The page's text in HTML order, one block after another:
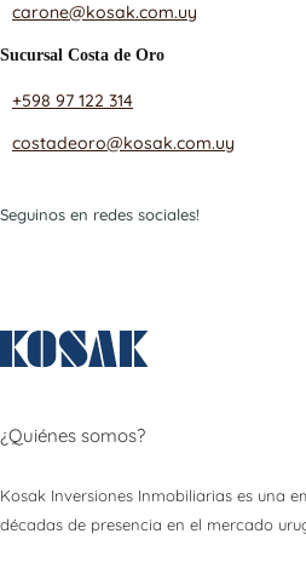
carone@kosak.com.uy
Sucursal Costa de Oro
+598 97 122 314
costadeoro@kosak.com.uy
Seguinos en redes sociales!
¿Quiénes somos?
Kosak Inversiones Inmobiliarias es una
décadas de presencia en el mercado